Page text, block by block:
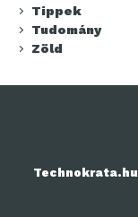
Tippek
Tudomány
Zöld
Technokrata.hu